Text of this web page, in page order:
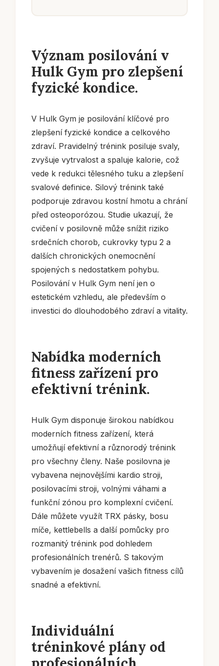
Význam posilování v
Hulk Gym pro zlepšení
fyzické kondice.
V Hulk Gym je posilování klíčové pro
zlepšení fyzické kondice a celkového
zdraví. Pravidelný trénink posiluje svaly,
zvyšuje vytrvalost a spaluje kalorie, což
vede k redukci tělesného tuku a zlepšení
svalové definice. Silový trénink také
podporuje zdravou kostní hmotu a chrání
před osteoporózou. Studie ukazují, že
cvičení v posilovně může snížit riziko
srdečních chorob, cukrovky typu 2 a
dalších chronických onemocnění
spojených s nedostatkem pohybu.
Posilování v Hulk Gym není jen o
estetickém vzhledu, ale především o
investici do dlouhodobého zdraví a vitality.
Nabídka moderních
fitness zařízení pro
efektivní trénink.
Hulk Gym disponuje širokou nabídkou
moderních fitness zařízení, která
umožňují efektivní a různorodý trénink
pro všechny členy. Naše posilovna je
vybavena nejnovějšími kardio stroji,
posilovacími stroji, volnými váhami a
funkční zónou pro komplexní cvičení.
Dále můžete využít TRX pásky, bosu
míče, kettlebells a další pomůcky pro
rozmanitý trénink pod dohledem
profesionálních trenérů. S takovým
vybavením je dosažení vašich fitness cílů
snadné a efektivní.
Individuální
tréninkové plány od